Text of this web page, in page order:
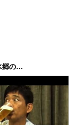
郷の…